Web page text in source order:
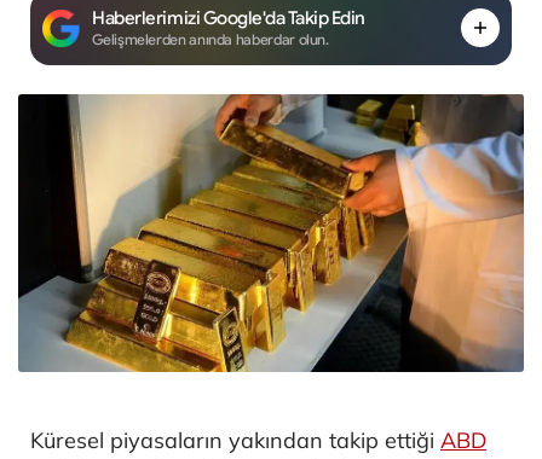
Haberlerimizi Google'da Takip Edin
Gelişmelerden anında haberdar olun.
Küresel piyasaların yakından takip ettiği ABD